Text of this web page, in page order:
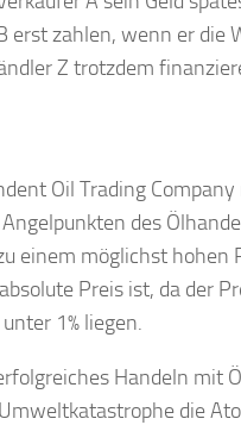
erst zahlen, wenn er die
Z trotzdem
Oil Trading
des
einem möglichst hohen
Preis ist, da der
1% liegen.
Handeln mit
die